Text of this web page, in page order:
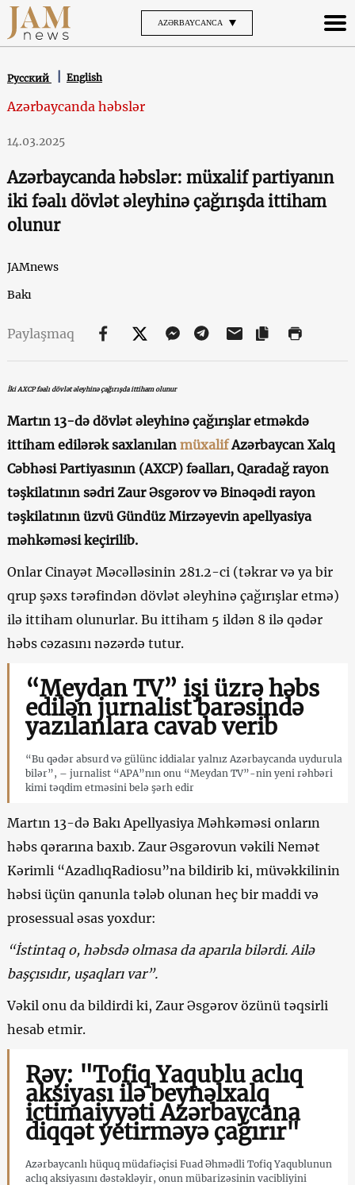
AZƏRBAYCANCA
Русский English
Azərbaycanda həbslər
14.03.2025
Azərbaycanda həbslər: müxalif partiyanın
iki fəalı dövlət əleyhinə çağırışda ittiham
olunur
JAMnews
Bakı
Paylaşmaq
İki AXCP fəalı dövlət əleyhinə çağırışda ittiham olunur
Martın 13-də dövlət əleyhinə çağırışlar etməkdə
ittiham edilərək saxlanılan müxalif Azərbaycan Xalq
Cəbhəsi Partiyasının (AXCP) fəalları, Qaradağ rayon
təşkilatının sədri Zaur Əsgərov və Binəqədi rayon
təşkilatının üzvü Gündüz Mirzəyevin apellyasiya
məhkəməsi keçirilib.
Onlar Cinayət Məcəlləsinin 281.2-ci (təkrar və ya bir
qrup şəxs tərəfindən dövlət əleyhinə çağırışlar etmə)
ilə ittiham olunurlar. Bu ittiham 5 ildən 8 ilə qədər
həbs cəzasını nəzərdə tutur.
“Meydan TV” işi üzrə həbs
edilən jurnalist barəsində
yazılanlara cavab verib
“Bu qədər absurd və gülünc iddialar yalnız Azərbaycanda uydurula
bilər”, – jurnalist “APA”nın onu “Meydan TV”-nin yeni rəhbəri
kimi təqdim etməsini belə şərh edir
Martın 13-də Bakı Apellyasiya Məhkəməsi onların
həbs qərarına baxıb. Zaur Əsgərovun vəkili Nemət
Kərimli “AzadlıqRadiosu”na bildirib ki, müvəkkilinin
həbsi üçün qanunla tələb olunan heç bir maddi və
prosessual əsas yoxdur:
“İstintaq o, həbsdə olmasa da aparıla bilərdi. Ailə
başçısıdır, uşaqları var”.
Vəkil onu da bildirdi ki, Zaur Əsgərov özünü təqsirli
hesab etmir.
Rəy: "Tofiq Yaqublu aclıq
aksiyası ilə beynəlxalq
ictimaiyyəti Azərbaycana
diqqət yetirməyə çağırır"
Azərbaycanlı hüquq müdafiəçisi Fuad Əhmədli Tofiq Yaqublunun
aclıq aksiyasını dəstəkləyir, onun mübarizəsinin vacibliyini